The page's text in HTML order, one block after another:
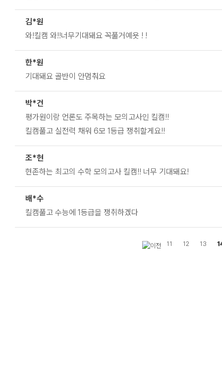
김*원
와!킬캠 와!!너무기대돼요 꼭풀거예욧 ! !
한*원
기대돼요 골반이 안멈춰요
박*건
평가원이랑 언론도 주목하는 모의고사인 킬캠!!
킬캠풀고 실전력 채워 6모 1등급 쟁취할게요!!
조*현
현존하는 최고의 수학 모의고사 킬캠!! 너무 기대돼요!
배*수
킬캠풀고 수능에 1등급을 쟁취하겠다
11 12 13